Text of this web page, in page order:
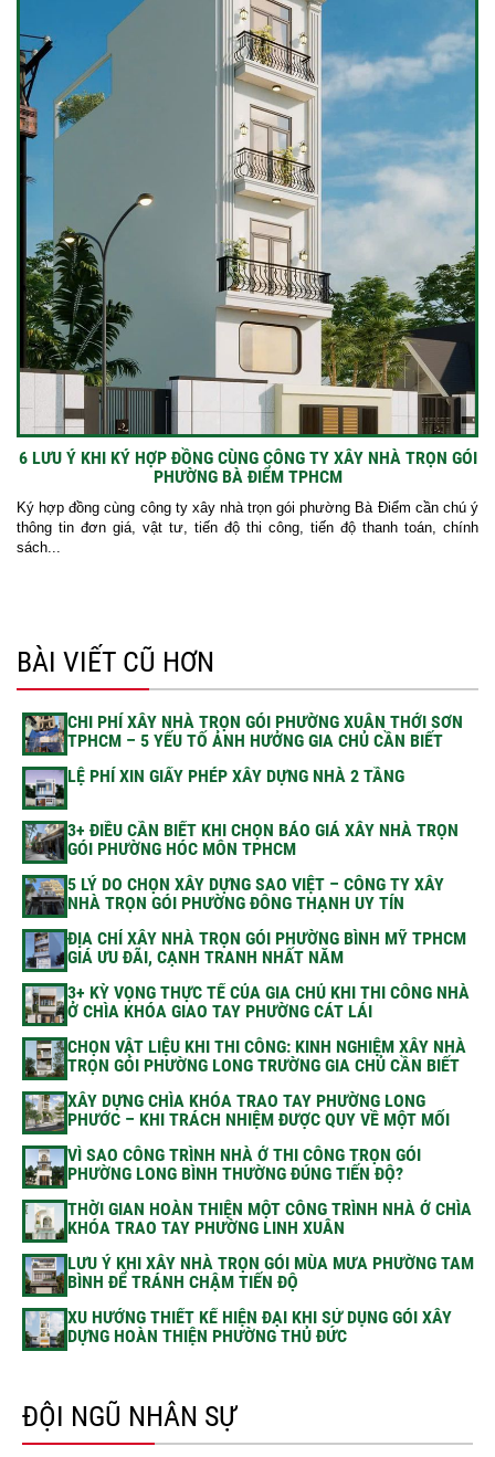
6 LƯU Ý KHI KÝ HỢP ĐỒNG CÙNG CÔNG TY XÂY NHÀ TRỌN GÓI
PHƯỜNG BÀ ĐIỂM TPHCM
Ký hợp đồng cùng công ty xây nhà trọn gói phường Bà Điểm cần chú ý
thông tin đơn giá, vật tư, tiến độ thi công, tiến độ thanh toán, chính
sách...
BÀI VIẾT CŨ HƠN
CHI PHÍ XÂY NHÀ TRỌN GÓI PHƯỜNG XUÂN THỚI SƠN
TPHCM – 5 YẾU TỐ ẢNH HƯỞNG GIA CHỦ CẦN BIẾT
LỆ PHÍ XIN GIẤY PHÉP XÂY DỰNG NHÀ 2 TẦNG
3+ ĐIỀU CẦN BIẾT KHI CHỌN BÁO GIÁ XÂY NHÀ TRỌN
GÓI PHƯỜNG HÓC MÔN TPHCM
5 LÝ DO CHỌN XÂY DỰNG SAO VIỆT – CÔNG TY XÂY
NHÀ TRỌN GÓI PHƯỜNG ĐÔNG THẠNH UY TÍN
ĐỊA CHỈ XÂY NHÀ TRỌN GÓI PHƯỜNG BÌNH MỸ TPHCM
GIÁ ƯU ĐÃI, CẠNH TRANH NHẤT NĂM
3+ KỲ VỌNG THỰC TẾ CỦA GIA CHỦ KHI THI CÔNG NHÀ
Ở CHÌA KHÓA GIAO TAY PHƯỜNG CÁT LÁI
CHỌN VẬT LIỆU KHI THI CÔNG: KINH NGHIỆM XÂY NHÀ
TRỌN GÓI PHƯỜNG LONG TRƯỜNG GIA CHỦ CẦN BIẾT
XÂY DỰNG CHÌA KHÓA TRAO TAY PHƯỜNG LONG
PHƯỚC – KHI TRÁCH NHIỆM ĐƯỢC QUY VỀ MỘT MỐI
VÌ SAO CÔNG TRÌNH NHÀ Ở THI CÔNG TRỌN GÓI
PHƯỜNG LONG BÌNH THƯỜNG ĐÚNG TIẾN ĐỘ?
THỜI GIAN HOÀN THIỆN MỘT CÔNG TRÌNH NHÀ Ở CHÌA
KHÓA TRAO TAY PHƯỜNG LINH XUÂN
LƯU Ý KHI XÂY NHÀ TRỌN GÓI MÙA MƯA PHƯỜNG TAM
BÌNH ĐỂ TRÁNH CHẬM TIẾN ĐỘ
XU HƯỚNG THIẾT KẾ HIỆN ĐẠI KHI SỬ DỤNG GÓI XÂY
DỰNG HOÀN THIỆN PHƯỜNG THỦ ĐỨC
ĐỘI NGŨ NHÂN SỰ